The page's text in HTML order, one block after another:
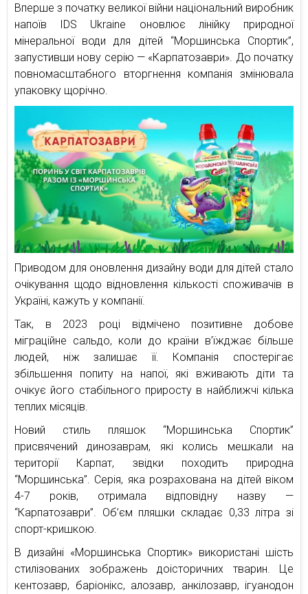
Вперше з початку великої війни національний виробник
напоїв IDS Ukraine оновлює лінійку природної
мінеральної води для дітей “Моршинська Спортик”,
запустивши нову серію — «Карпатозаври». До початку
повномасштабного вторгнення компанія змінювала
упаковку щорічно.
Приводом для оновлення дизайну води для дітей стало
очікування щодо відновлення кількості споживачів в
Україні, кажуть у компанії.
Так, в 2023 році відмічено позитивне добове
міграційне сальдо, коли до країни в’їжджає більше
людей, ніж залишає її. Компанія спостерігає
збільшення попиту на напої, які вживають діти та
очікує його стабільного приросту в найближчі кілька
теплих місяців.
Новий стиль пляшок “Моршинська Спортик”
присвячений динозаврам, які колись мешкали на
території Карпат, звідки походить природна
“Моршинська”. Серія, яка розрахована на дітей віком
4-7 років, отримала відповідну назву —
“Карпатозаври”. Об’єм пляшки складає 0,33 літра зі
спорт-кришкою.
В дизайні «Моршинська Спортик» використані шість
стилізованих зображень доісторичних тварин. Це
кентозавр, баріонікс, алозавр, анкілозавр, ігуанодон